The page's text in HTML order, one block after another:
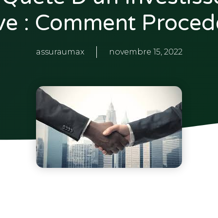
: Comment
assuraumax novembre 15, 2022